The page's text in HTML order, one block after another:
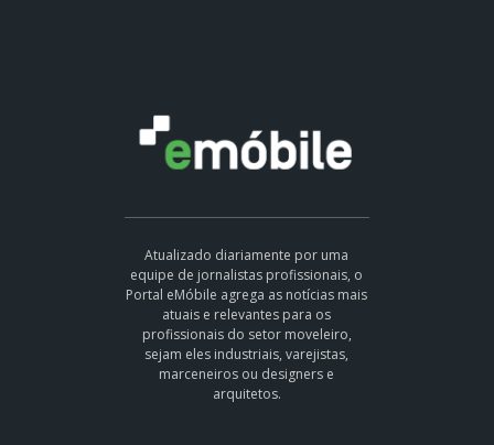
Atualizado diariamente por uma
equipe de jornalistas profissionais, o
Portal eMóbile agrega as notícias mais
atuais e relevantes para os
profissionais do setor moveleiro,
sejam eles industriais, varejistas,
marceneiros ou designers e
arquitetos.